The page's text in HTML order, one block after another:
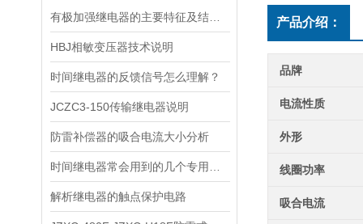
HBJ相敏变压器技术说明
时间继电器的反馈信号怎么理解？
JCZC3-150传输继电器说明
防雷补偿器的吸合电流大小分析
解析继电器的触点保护电路
产品介绍：
品牌
电流性质
外形
线圈功率
吸合电流